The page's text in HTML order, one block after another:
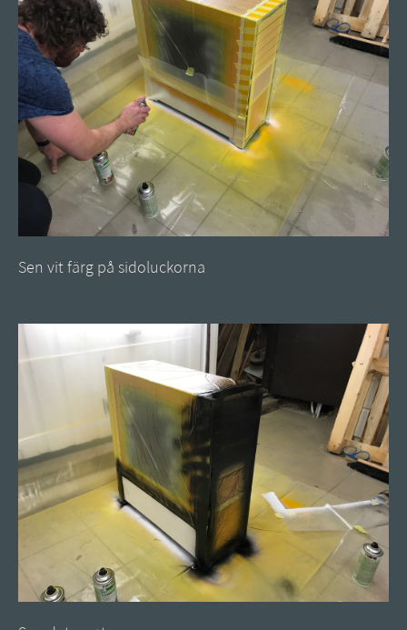
Sen vit färg på sidoluckorna